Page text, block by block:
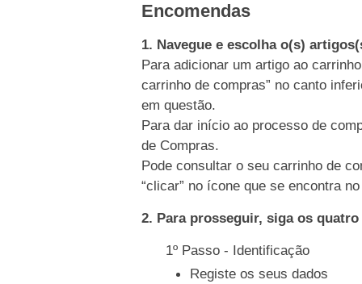
Encomendas
1. Navegue e escolha o(s)
Para adicionar um artigo ao
carrinho de compras” no canto
em questão.
Para dar início ao processo de
de Compras.
Pode consultar o seu carrinho de
“clicar” no ícone que se encontra
2. Para prosseguir, siga os
1º Passo - Identificação
Registe os seus dados